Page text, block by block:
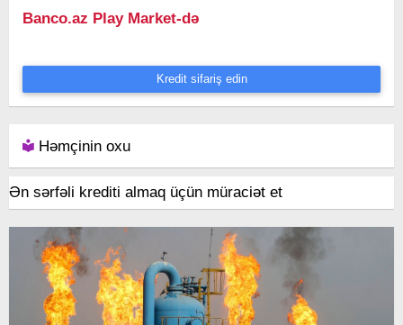
Banco.az Play Market-də
Kredit sifariş edin
Həmçinin oxu
Ən sərfəli krediti almaq üçün müraciət et